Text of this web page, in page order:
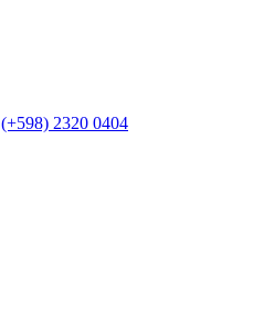
(+598) 2320 0404